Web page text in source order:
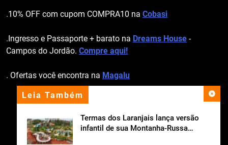
Leia Também
Termas dos Laranjais lança versão
infantil de sua Montanha-Russa
.10% OFF com cupom COMPRA10 na Cobasi
.Ingresso e Passaporte + barato na Dreams House -
Campos do Jordão. Compre aqui!
. Ofertas você encontra na Magalu
apoio institucional